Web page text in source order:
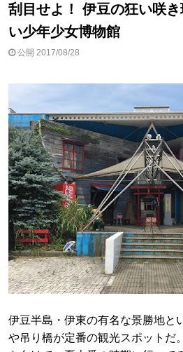
刮目せよ！ 伊豆の狂い咲
い少年少女博物館
公開 2017/08/28
伊豆半島・伊東の有名な景勝地と
や吊り橋が定番の観光スポットだ